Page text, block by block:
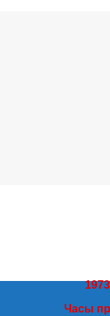
Часы